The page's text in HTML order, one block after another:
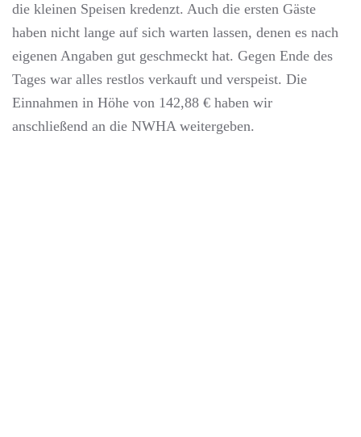
die kleinen Speisen kredenzt. Auch die ersten Gäste
haben nicht lange auf sich warten lassen, denen es nach
eigenen Angaben gut geschmeckt hat. Gegen Ende des
Tages war alles restlos verkauft und verspeist. Die
Einnahmen in Höhe von 142,88 € haben wir
anschließend an die NWHA weitergeben.